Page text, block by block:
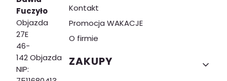
Fuczyło
Objazda
27E
46-
142 Objazda
NIP:
Kontakt
Promocja WAKACJE
O firmie
ZAKUPY